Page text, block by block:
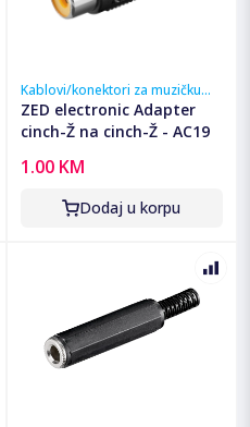
Kablovi/konektori za muzičku
opremu
ZED electronic Adapter
cinch-Ž na cinch-Ž - AC19
1.00 KM
Dodaj u korpu